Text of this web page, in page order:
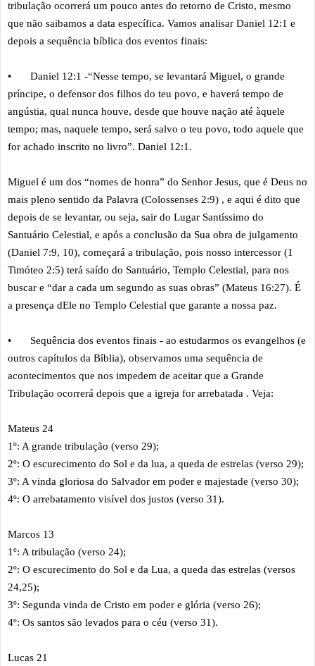
tribulação ocorrerá um pouco antes do retorno de Cristo, mesmo
que não saibamos a data específica. Vamos analisar Daniel 12:1 e
depois a sequência bíblica dos eventos finais:
•
Daniel 12:1 -“Nesse tempo, se levantará Miguel, o grande
príncipe, o defensor dos filhos do teu povo, e haverá tempo de
angústia, qual nunca houve, desde que houve nação até àquele
tempo; mas, naquele tempo, será salvo o teu povo, todo aquele que
for achado inscrito no livro”. Daniel 12:1.
Miguel é um dos “nomes de honra” do Senhor Jesus, que é Deus no
mais pleno sentido da Palavra (Colossenses 2:9) , e aqui é dito que
depois de se levantar, ou seja, sair do Lugar Santíssimo do
Santuário Celestial, e após a conclusão da Sua obra de julgamento
(Daniel 7:9, 10), começará a tribulação, pois nosso intercessor (1
Timóteo 2:5) terá saído do Santuário, Templo Celestial, para nos
buscar e “dar a cada um segundo as suas obras” (Mateus 16:27). É
a presença dEle no Templo Celestial que garante a nossa paz.
•
Sequência dos eventos finais - ao estudarmos os evangelhos (e
outros capítulos da Bíblia), observamos uma sequência de
acontecimentos que nos impedem de aceitar que a Grande
Tribulação ocorrerá depois que a igreja for arrebatada . Veja:
Mateus 24
1º: A grande tribulação (verso 29);
2º: O escurecimento do Sol e da lua, a queda de estrelas (verso 29);
3º: A vinda gloriosa do Salvador em poder e majestade (verso 30);
4º: O arrebatamento visível dos justos (verso 31).
Marcos 13
1º: A tribulação (verso 24);
2º: O escurecimento do Sol e da Lua, a queda das estrelas (versos
24,25);
3º: Segunda vinda de Cristo em poder e glória (verso 26);
4º: Os santos são levados para o céu (verso 31).
Lucas 21